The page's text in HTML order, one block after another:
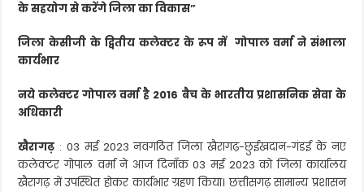
के सहयोग से करेंगे जिला का विकास”
जिला केसीजी के द्वितीय कलेक्टर के रूप में गोपाल वर्मा ने संभाला
कार्यभार
नये कलेक्टर गोपाल वर्मा है 2016 बैच के भारतीय प्रशासनिक सेवा के
अधिकारी
खैरागढ़ : 03 मई 2023 नवगठित जिला खैरागढ़-छुईखदान-गंडई के नए
कलेक्टर गोपाल वर्मा ने आज दिनाँक 03 मई 2023 को जिला कार्यालय
खैरागढ़ में उपस्थित होकर कार्यभार ग्रहण किया। छत्तीसगढ़ सामान्य प्रशासन